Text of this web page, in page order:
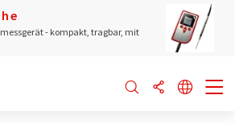
- kompakt, tragbar, mit